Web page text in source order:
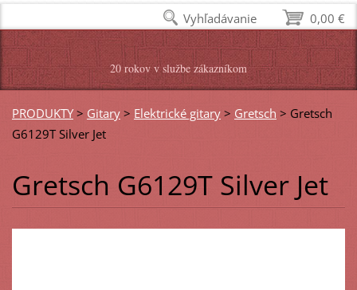
20 rokov v službe zákazníkom
PRODUKTY > Gitary > Elektrické gitary > Gretsch > Gretsch
G6129T Silver Jet
Gretsch G6129T Silver Jet
0,00 €
Vyhľadávanie